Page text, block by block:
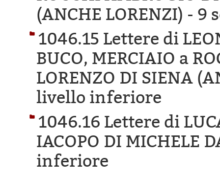
(ANCHE LORENZI) - 9
1046.15 Lettere di
BUCO, MERCIAIO a
LORENZO DI SIENA
livello inferiore
1046.16 Lettere di
IACOPO DI MICHELE
inferiore